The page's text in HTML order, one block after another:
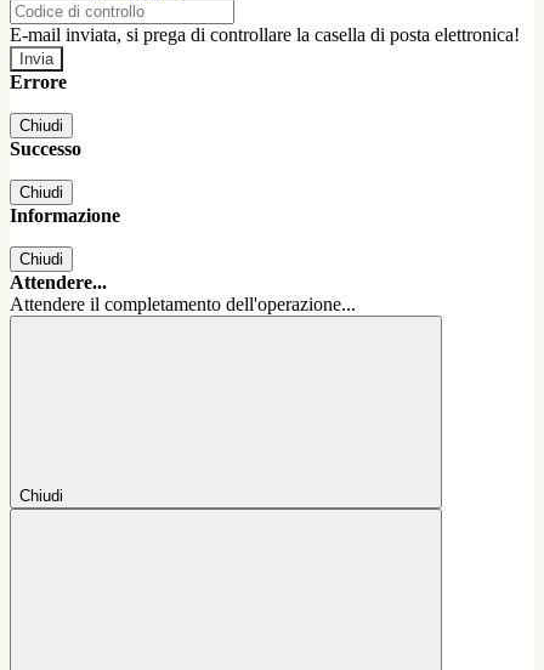
E-mail inviata, si prega di controllare la casella di posta elettronica!
Errore
Chiudi
Successo
Chiudi
Informazione
Chiudi
Attendere...
Attendere il completamento dell'operazione...
Chiudi